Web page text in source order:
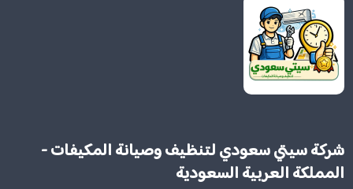
شركة سيتي سعودي لتنظيف وصيانة المكيفات -
المملكة العربية السعودية